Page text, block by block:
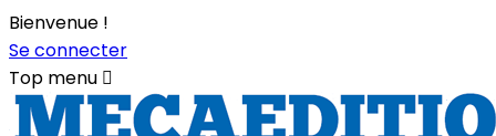
Bienvenue !
Se connecter
Top menu 